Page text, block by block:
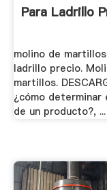
Para Ladrillo
molino de
ladrillo precio.
martillos.
¿cómo determinar
de un producto?, ...